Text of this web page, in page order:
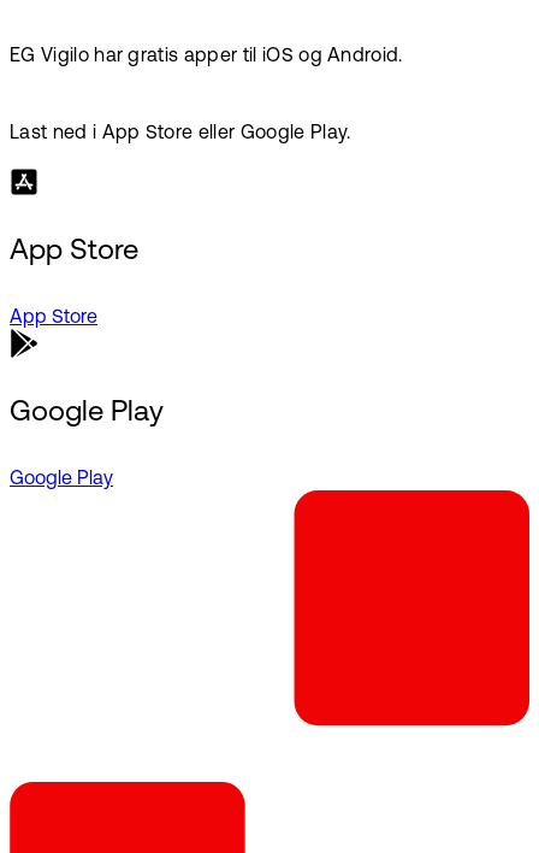
EG Vigilo har gratis apper til iOS og Android.
Last ned i App Store eller Google Play.
App Store
App Store
Google Play
Google Play